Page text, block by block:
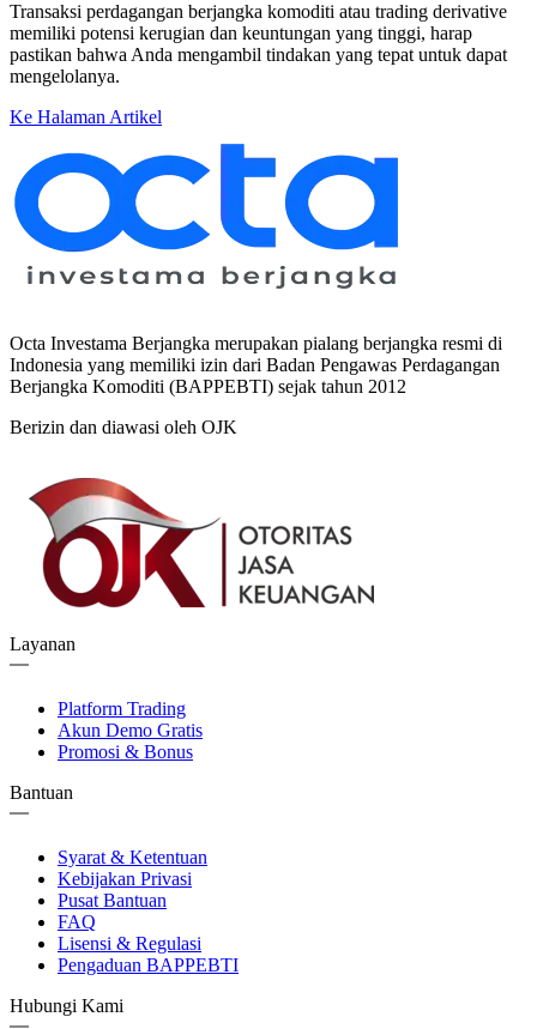
Transaksi perdagangan berjangka komoditi atau trading derivative
memiliki potensi kerugian dan keuntungan yang tinggi, harap
pastikan bahwa Anda mengambil tindakan yang tepat untuk dapat
mengelolanya.
Ke Halaman Artikel
Octa Investama Berjangka merupakan pialang berjangka resmi di
Indonesia yang memiliki izin dari Badan Pengawas Perdagangan
Berjangka Komoditi (BAPPEBTI) sejak tahun 2012
Berizin dan diawasi oleh OJK
Layanan
Platform Trading
Akun Demo Gratis
Promosi & Bonus
Bantuan
Syarat & Ketentuan
Kebijakan Privasi
Pusat Bantuan
FAQ
Lisensi & Regulasi
Pengaduan BAPPEBTI
Hubungi Kami